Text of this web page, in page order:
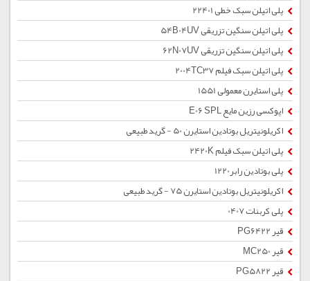
پلی اتیلن سبک خطی 22401
پلی اتیلن سنگین تزریقی 54B04UV
پلی اتیلن سنگین تزریقی 62N07UV
پلی اتیلن سبک فیلم 2004TC37
پلی استایرن معمولی 1551
اپوکسی رزین مایع E06 SPL
اکریلونیتریل بوتادین استایرن 50 - گرید طبیعی
پلی اتیلن سبک فیلم 2420K
پلی بوتادین رابر1220
اکریلونیتریل بوتادین استایرن 75 - گرید طبیعی
پلی کربنات 0407
قیر PG6422
قیر MC250
قیر PG5822